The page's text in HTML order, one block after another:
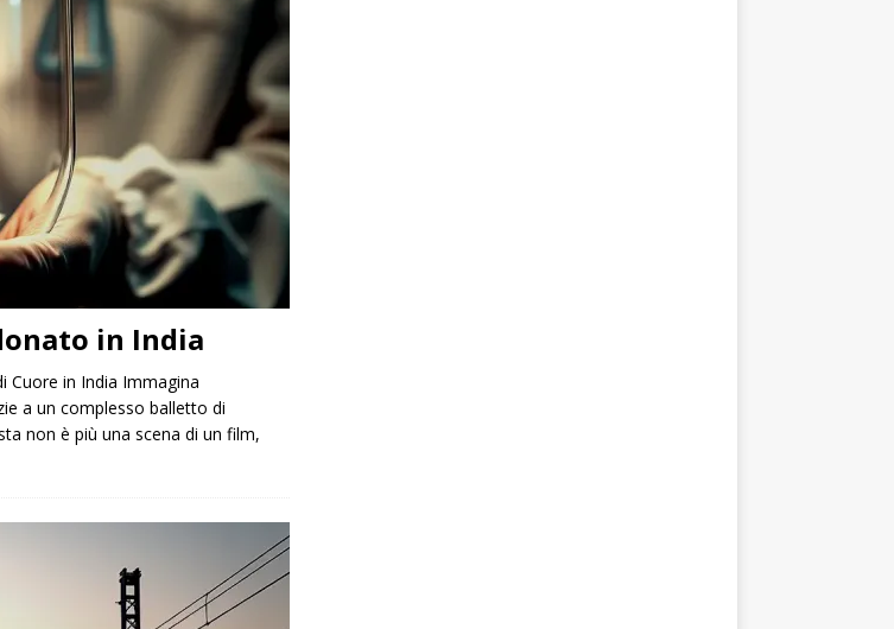
in India
Cuore in India Immagina
a un complesso balletto di
non è più una scena di un film,